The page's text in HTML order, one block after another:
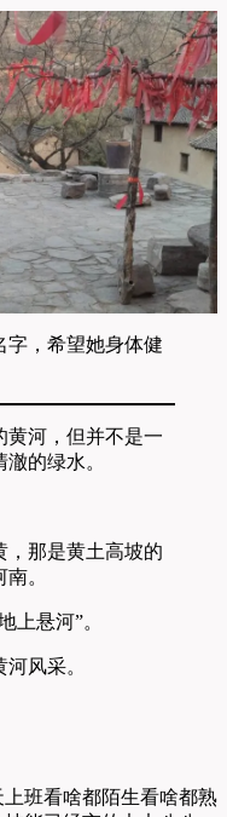
字，希望她身体健
黄河，但并不是一
的绿水。
，那是黄土高坡的
。
上悬河”。
风采。
班看啥都陌生看啥都熟